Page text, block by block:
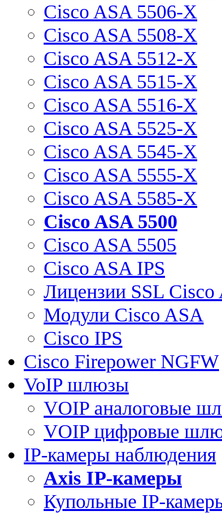
Cisco ASA 5506-X
Cisco ASA 5508-X
Cisco ASA 5512-X
Cisco ASA 5515-X
Cisco ASA 5516-X
Cisco ASA 5525-X
Cisco ASA 5545-X
Cisco ASA 5555-X
Cisco ASA 5585-X
Cisco ASA 5500
Cisco ASA 5505
Cisco ASA IPS
Лицензии SSL Cisco
Модули Cisco ASA
Cisco IPS
Cisco Firepower NGFW
VoIP шлюзы
VOIP аналоговые
VOIP цифровые
IP-камеры наблюдения
Axis IP-камеры
Купольные IP-